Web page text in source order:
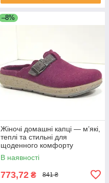
–8%
Жіночі домашні капці — м’які,
теплі та стильні для
щоденного комфорту
В наявності
773,72 ₴ 841 ₴